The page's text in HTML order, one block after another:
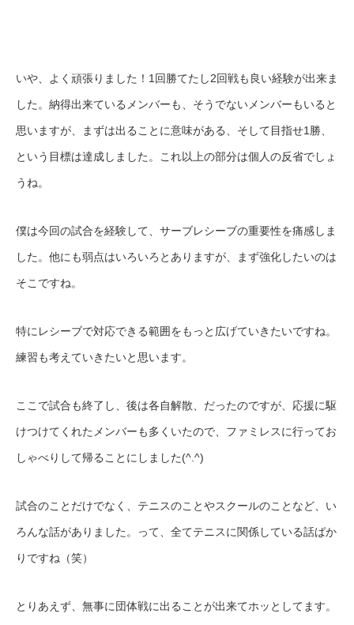
いや、よく頑張りました！1回勝てたし2回戦も良い経験が出来ま
した。納得出来ているメンバーも、そうでないメンバーもいると
思いますが、まずは出ることに意味がある、そして目指せ1勝、
という目標は達成しました。これ以上の部分は個人の反省でしょ
うね。
僕は今回の試合を経験して、サーブレシーブの重要性を痛感しま
した。他にも弱点はいろいろとありますが、まず強化したいのは
そこですね。
特にレシーブで対応できる範囲をもっと広げていきたいですね。
練習も考えていきたいと思います。
ここで試合も終了し、後は各自解散、だったのですが、応援に駆
けつけてくれたメンバーも多くいたので、ファミレスに行ってお
しゃべりして帰ることにしました(^.^)
試合のことだけでなく、テニスのことやスクールのことなど、い
ろんな話がありました。って、全てテニスに関係している話ばか
りですね（笑）
とりあえず、無事に団体戦に出ることが出来てホッとしてます。